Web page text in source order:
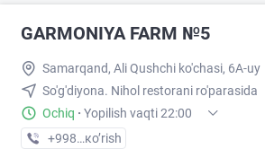
GARMONIYA FARM №5
Samarqand, Ali Qushchi ko'chasi, 6A-uy
So'g'diyona. Nihol restorani ro'parasida
Ochiq · Yopilish vaqti 22:00
+998 (95) XXX-XX-XX
кo’rish